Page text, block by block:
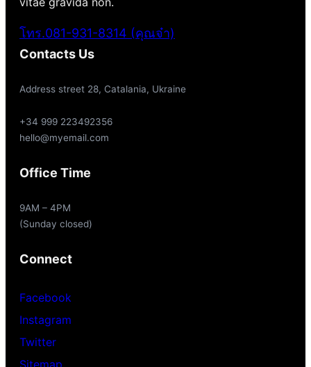
โทร.081-931-8314 (คุณจ๋า)
Contacts Us
Address street 28, Catalania, Ukraine
+34 999 223492356
hello@myemail.com
Office Time
9AM – 4PM
(Sunday closed)
Connect
Facebook
Instagram
Twitter